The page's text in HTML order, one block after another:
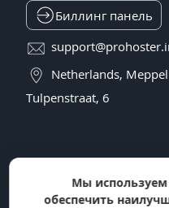
Биллинг панель
Netherlands, Meppel
Tulpenstraat, 6
Мы
обеспечить